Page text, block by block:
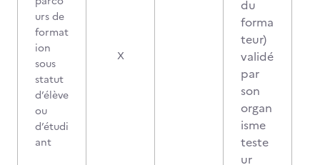
urs de
format
ion
sous
statut
d’élève
ou
d’étudi
ant
X
du
forma
teur)
validé
par
son
organ
isme
teste
ur